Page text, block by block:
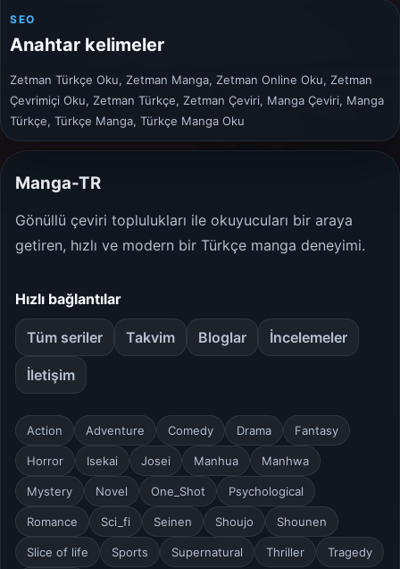
SEO
Anahtar kelimeler
Zetman Türkçe Oku, Zetman Manga, Zetman Online Oku, Zetman
Çevrimiçi Oku, Zetman Türkçe, Zetman Çeviri, Manga Çeviri, Manga
Türkçe, Türkçe Manga, Türkçe Manga Oku
Manga-TR
Gönüllü çeviri toplulukları ile okuyucuları bir araya
getiren, hızlı ve modern bir Türkçe manga deneyimi.
Hızlı bağlantılar
Tüm seriler Takvim Bloglar İncelemeler
İletişim
Action Adventure Comedy Drama Fantasy
Horror Isekai Josei Manhua Manhwa
Mystery Novel One_Shot Psychological
Romance Sci_fi Seinen Shoujo Shounen
Slice of life Sports Supernatural Thriller Tragedy